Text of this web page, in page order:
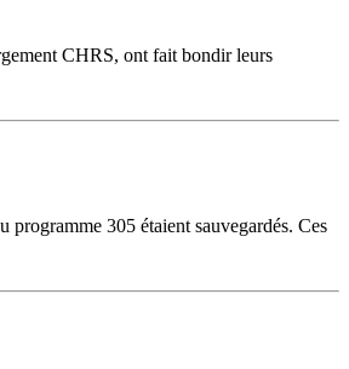
CHRS, ont fait bondir leurs
305 étaient sauvegardés. Ces